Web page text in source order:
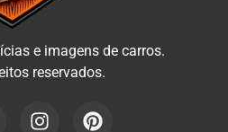
e imagens de carros.
reservados.